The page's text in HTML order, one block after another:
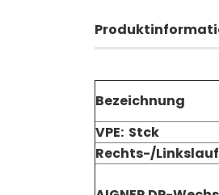
Bezeichnung
VPE: Stck
Rechts-/Linkslauf